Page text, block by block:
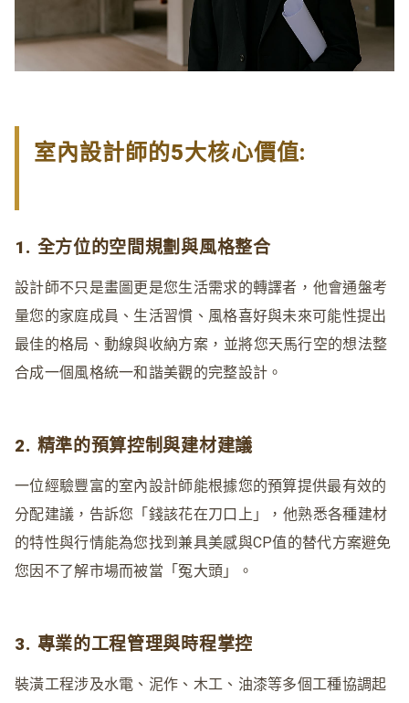
室內設計師的5大核心價值:
1. 全方位的空間規劃與風格整合
設計師不只是畫圖更是您生活需求的轉譯者 ， 他會通盤考
量您的家庭成員、生活習慣、風格喜好與未來可能性提出
最佳的格局、動線與收納方案， 並將您天馬行空的想法整
合成一個風格統一和諧美觀的完整設計。
2. 精準的預算控制與建材建議
一位經驗豐富的室內設計師能根據您的預算提供最有效的
分配建議，告訴您「錢該花在刀口上」
，他熟悉各種建材
的特性與行情能為您找到兼具美感與CP值的替代方案避免
您因不了解市場而被當「冤大頭」。
3. 專業的工程管理與時程掌控
裝潢工程涉及水電、泥作、木工、油漆等多個工種協調起